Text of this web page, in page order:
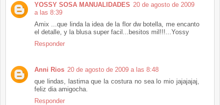
YOSSY SOSA MANUALIDADES 20 de agosto de 2009
a las 8:39
Amix ...que linda la idea de la flor dw botella, me encanto
el detalle, y la blusa super facil...besitos mil!!!...Yossy
Responder
Anni Rios 20 de agosto de 2009 a las 8:48
que lindas, lastima que la costura no sea lo mio jajajajaj,
feliz dia amigocha.
Responder